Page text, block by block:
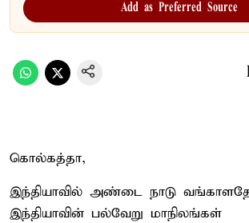
Add as Preferred Source
கொல்கத்தா,
இந்தியாவில் அண்டை நாடு
இந்தியாவின் பல்வேறு மாநிலங்கள்